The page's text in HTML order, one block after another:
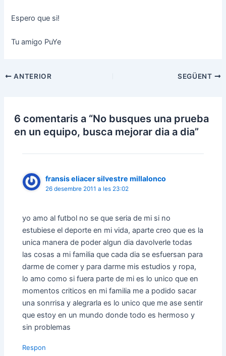
Espero que si!
Tu amigo PuYe
Navegació
ANTERIOR SEGÜENT
6 comentaris a “No busques una prueba
en un equipo, busca mejorar dia a dia”
fransis eliacer silvestre millalonco
26 desembre 2011 a les 23:02
yo amo al futbol no se que seria de mi si no
estubiese el deporte en mi vida, aparte creo que es la
unica manera de poder algun dia davolverle todas
las cosas a mi familia que cada dia se esfuersan para
darme de comer y para darme mis estudios y ropa,
lo amo como si fuera parte de mi es lo unico que en
momentos criticos en mi familia me a podido sacar
una sonrrisa y alegrarla es lo unico que me ase sentir
que estoy en un mundo donde todo es hermoso y
sin problemas
Respon